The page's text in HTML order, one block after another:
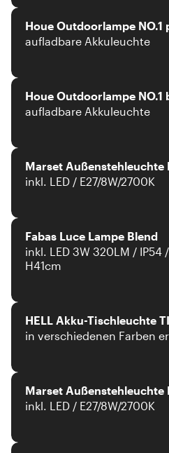
Houe Outdoorlampe NO.1
aufladbare Akkuleuchte
Houe Outdoorlampe NO.1
aufladbare Akkuleuchte
Marset Außenstehleuchte
inkl. LED / E27/8W/2700K
Fabas Luce Lampe Blend
inkl. LED 3W 320LM /
H41cm
HELL Akku-Tischleuchte
in verschiedenen Farben
Marset Außenstehleuchte
inkl. LED / E27/8W/2700K